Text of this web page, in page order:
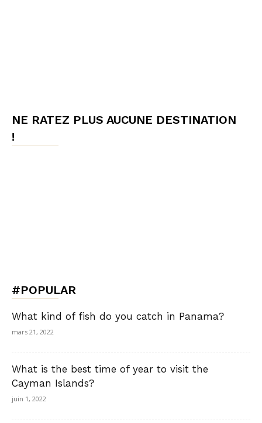
NE RATEZ PLUS AUCUNE DESTINATION
!
#POPULAR
What kind of fish do you catch in Panama?
mars 21, 2022
What is the best time of year to visit the
Cayman Islands?
juin 1, 2022